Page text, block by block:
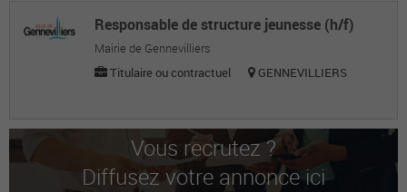
SANDRINE M.
Directrice éducation petite enfance
Directeur de l'éducation
Aurélia S.
Responsable de structure jeunesse (h/f)
Mairie de Gennevilliers
Titulaire ou contractuel
GENNEVILLIERS
Vous recrutez ?
Diffusez votre annonce ici